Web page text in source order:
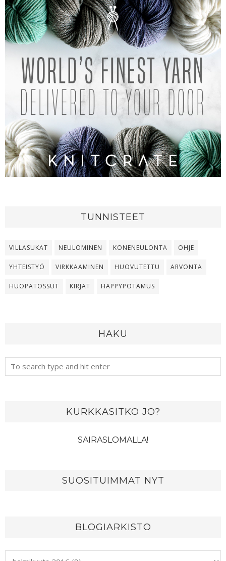
TUNNISTEET
VILLASUKAT NEULOMINEN KONENEULONTA OHJE
YHTEISTYÖ VIRKKAAMINEN HUOVUTETTU ARVONTA
HUOPATOSSUT KIRJAT HAPPYPOTAMUS
HAKU
KURKKASITKO JO?
SAIRASLOMALLA!
SUOSITUIMMAT NYT
BLOGIARKISTO